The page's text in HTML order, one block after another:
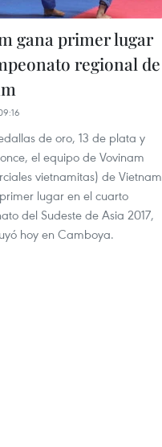
gana primer lugar
regional de
de oro, 13 de plata y
el equipo de Vovinam
vietnamitas) de Vietnam
lugar en el cuarto
del Sudeste de Asia 2017,
hoy en Camboya.